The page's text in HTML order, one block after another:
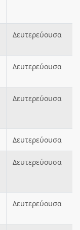
Δευτερεύουσα
Δευτερεύουσα
Δευτερεύουσα
Δευτερεύουσα
Δευτερεύουσα
Δευτερεύουσα